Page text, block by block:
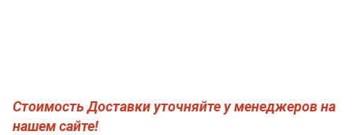
Стоимость Доставки уточняйте у менеджеров на
нашем сайте!